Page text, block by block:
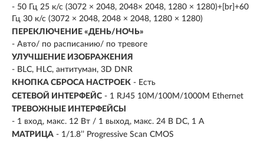
- 50 Гц 25 к/с (3072 × 2048, 2048× 2048, 1280 × 1280)+[br]+60
Гц 30 к/с (3072 × 2048, 2048 × 2048, 1280 × 1280)
ПЕРЕКЛЮЧЕНИЕ «ДЕНЬ/НОЧЬ»
- Авто/ по расписанию/ по тревоге
УЛУЧШЕНИЕ ИЗОБРАЖЕНИЯ
- BLC, HLC, антитуман, 3D DNR
КНОПКА СБРОСА НАСТРОЕК - Есть
СЕТЕВОЙ ИНТЕРФЕЙС - 1 RJ45 10M/100M/1000M Ethernet
ТРЕВОЖНЫЕ ИНТЕРФЕЙСЫ
- 1 вход, макс. 12 Вт / 1 выход, макс. 24 В DC, 1 А
МАТРИЦА - 1/1.8’’ Progressive Scan CMOS